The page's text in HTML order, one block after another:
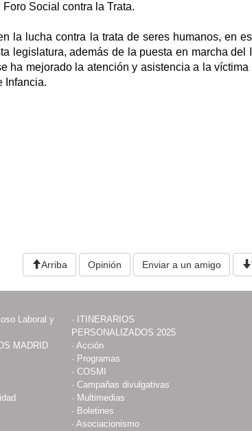
Social contra la Trata.
la lucha contra la trata de seres humanos, en
legislatura, además de la puesta en marcha del
ha mejorado la atención y asistencia a la
Infancia.
Arriba
Opinión Enviar a un amigo
Laboral y
· ITINERARIOS
PERSONALIZADOS 2025
MADRID
· Acción
· Programas
· COSMI
· Campañas divulgativas
· Multimedias
· Boletines
· Asociacionismo